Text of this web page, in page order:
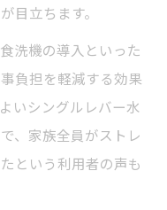
目立ちます。
洗機の導入といった
負担を軽減する効果
いシングルレバー水
、家族全員がストレ
という利用者の声も